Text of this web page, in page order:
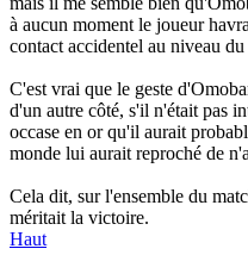
à aucun moment le joueur
contact accidentel au niveau
C'est vrai que le geste
d'un autre côté, s'il n'était pas
occase en or qu'il aurait
monde lui aurait reproché de
Cela dit, sur l'ensemble du
méritait la victoire.
Haut